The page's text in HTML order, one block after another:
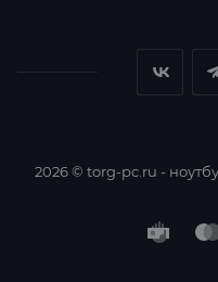
2026 © torg-pc.ru -